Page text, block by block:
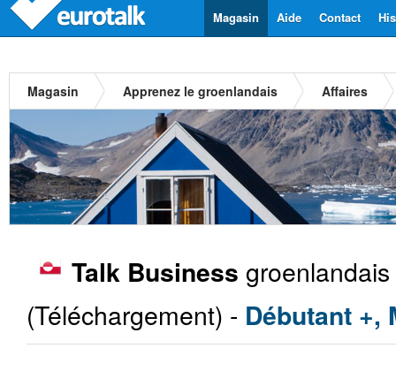
Contact
Aide
Magasin
Magasin Apprenez le groenlandais Affaires
Talk Business groenlandais
(Téléchargement) - Débutant +,